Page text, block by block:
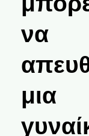
να
μια